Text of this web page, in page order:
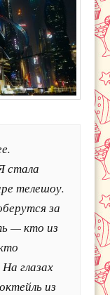
стала
телешоу.
за
— кто из
глазах
из